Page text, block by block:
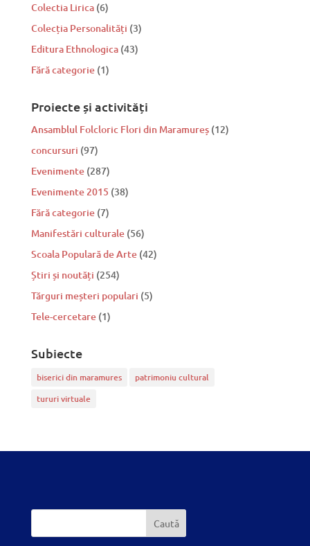
Colectia Lirica (6)
Colecția Personalități (3)
Editura Ethnologica (43)
Fără categorie (1)
Proiecte și activități
Ansamblul Folcloric Flori din Maramureș(12)
concursuri (97)
Evenimente(287)
Evenimente 2015 (38)
Fără categorie(7)
Manifestări culturale(56)
Scoala Populară de Arte(42)
Știri și noutăți (254)
Tărguri meșteri populari (5)
Tele-cercetare(1)
Subiecte
biserici din maramures
patrimoniu cultural
tururi virtuale